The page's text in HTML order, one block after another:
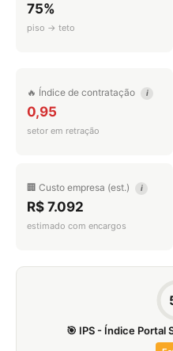
75%
piso → teto
🔥 Índice de contratação i
0,95
setor em retração
🏢 Custo empresa (est.) i
R$ 7.092
estimado com encargos
🎯 IPS - Índice Portal